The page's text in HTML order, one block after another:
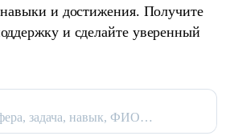
и достижения. Получите
и сделайте уверенный
задача, навык, ФИО…